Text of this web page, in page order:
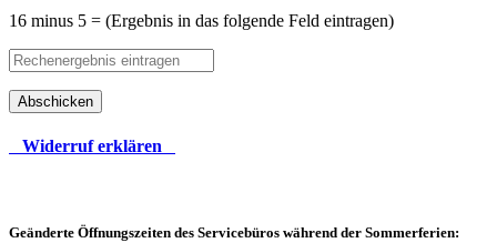
16 minus 5 = (Ergebnis in das folgende Feld eintragen)
Abschicken
Widerruf erklären
Geänderte Öffnungszeiten des Servicebüros während der Sommerferien: